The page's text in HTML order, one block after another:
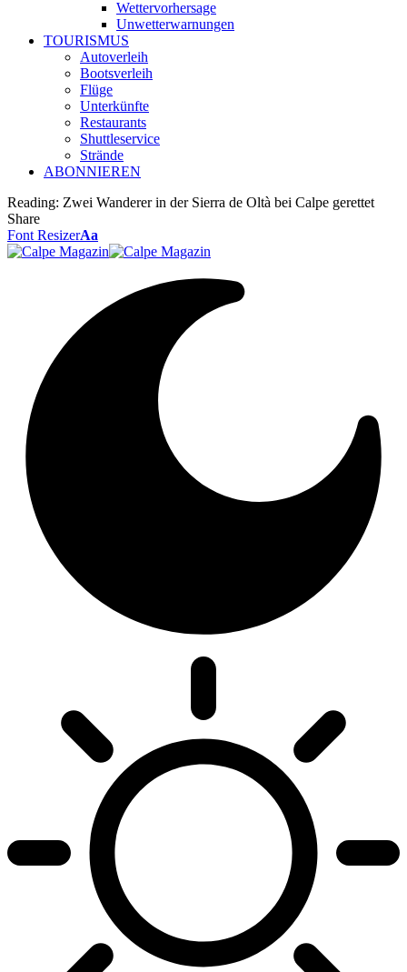
Wettervorhersage
Unwetterwarnungen
TOURISMUS
Autoverleih
Bootsverleih
Flüge
Unterkünfte
Restaurants
Shuttleservice
Strände
ABONNIEREN
Reading: Zwei Wanderer in der Sierra de Oltà bei Calpe gerettet
Share
Font ResizerAa